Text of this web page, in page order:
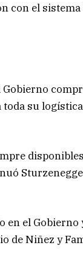
con el
Gobierno
su
el
de Niñez y